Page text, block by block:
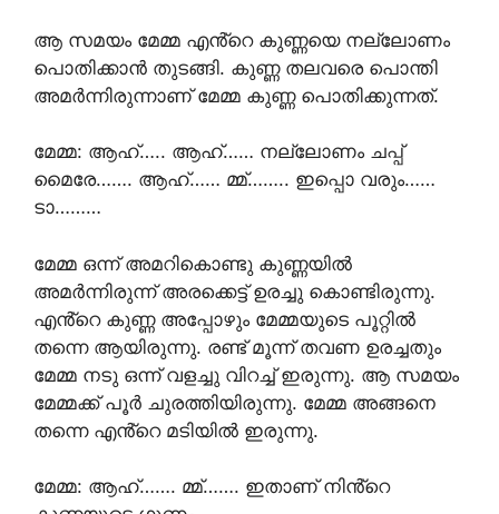
ആ സമയം മേമ്മ എൻ്റെ കുണ്ണയെ നല്ലോണം
പൊതിക്കാൻ തുടങ്ങി. കുണ്ണ തലവരെ പൊന്തി
അമർന്നിരുന്നാണ് മേമ്മ കുണ്ണ പൊതിക്കുന്നത്.
മേമ്മ: ആഹ്….. ആഹ്…… നല്ലോണം ചപ്പ്
മൈരേ……. ആഹ്…… മ്മ്…….. ഇപ്പൊ വരും……
ടാ………
മേമ്മ ഒന്ന് അമറികൊണ്ടു കുണ്ണയിൽ
അമർന്നിരുന്ന് അരക്കെട്ട് ഉരച്ചു കൊണ്ടിരുന്നു.
എൻ്റെ കുണ്ണ അപ്പോഴും മേമ്മയുടെ പൂറ്റിൽ
തന്നെ ആയിരുന്നു. രണ്ട് മൂന്ന് തവണ ഉരച്ചതും
മേമ്മ നടു ഒന്ന് വളച്ചു വിറച്ച് ഇരുന്നു. ആ സമയം
മേമ്മക്ക് പൂർ ചുരത്തിയിരുന്നു. മേമ്മ അങ്ങനെ
തന്നെ എൻ്റെ മടിയിൽ ഇരുന്നു.
മേമ്മ: ആഹ്……. മ്മ്……. ഇതാണ് നിൻ്റെ